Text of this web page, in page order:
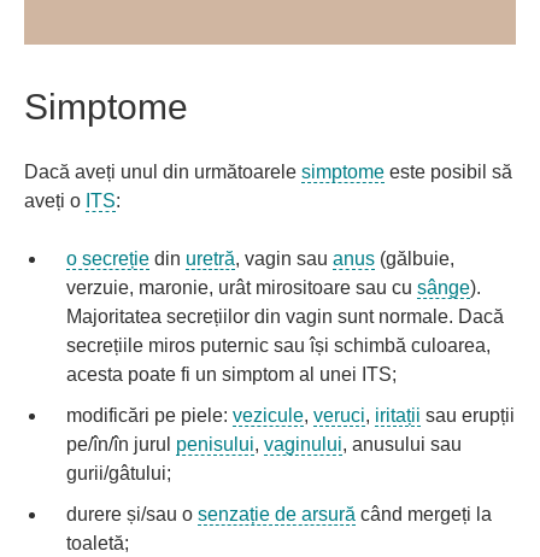
Simptome
Dacă aveți unul din următoarele simptome este posibil să
aveți o ITS:
o secreție din uretră, vagin sau anus (gălbuie,
verzuie, maronie, urât mirositoare sau cu sânge).
Majoritatea secrețiilor din vagin sunt normale. Dacă
secrețiile miros puternic sau își schimbă culoarea,
acesta poate fi un simptom al unei ITS;
modificări pe piele: vezicule, veruci, iritații sau erupții
pe/în/în jurul penisului, vaginului, anusului sau
gurii/gâtului;
durere și/sau o senzație de arsură când mergeți la
toaletă;